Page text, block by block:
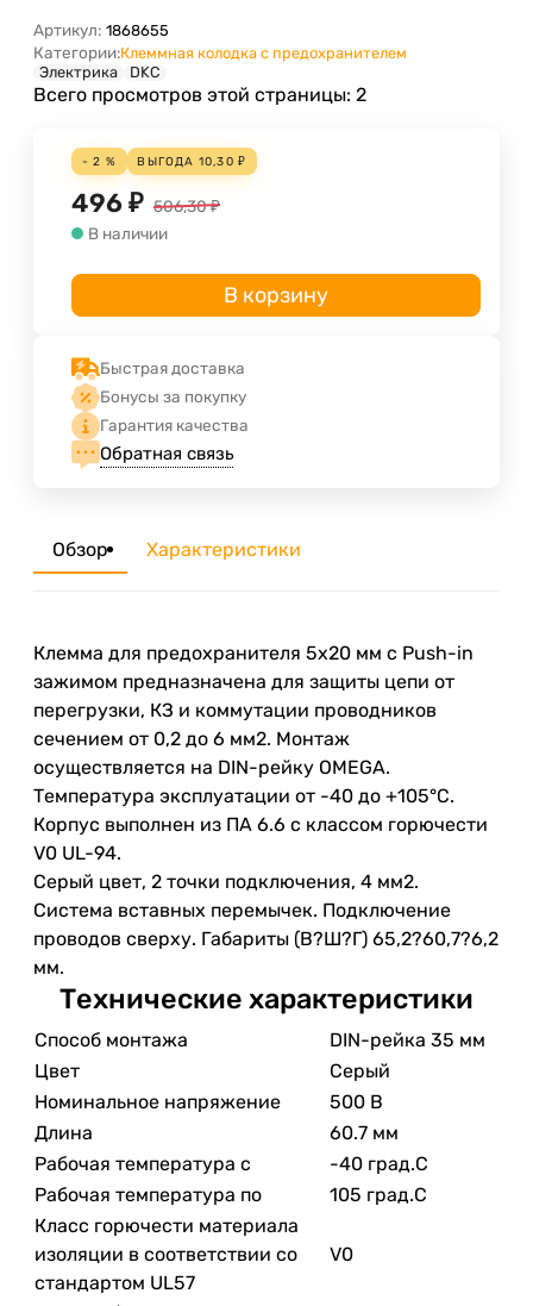
Артикул: 1868655
Категории:Клеммная колодка с предохранителем
Электрика
DKC
Всего просмотров этой страницы: 2
- 2 % ВЫГОДА 10,30 ₽
496 ₽ 506,30₽
В наличии
В корзину
Быстрая доставка
Бонусы за покупку
Гарантия качества
Обратная связь
Обзор Характеристики
Клемма для предохранителя 5х20 мм с Push-in
зажимом предназначена для защиты цепи от
перегрузки, КЗ и коммутации проводников
сечением от 0,2 до 6 мм2. Монтаж
осуществляется на DIN-рейку OMEGA.
Температура эксплуатации от -40 до +105°C.
Корпус выполнен из ПА 6.6 с классом горючести
V0 UL-94.
Серый цвет, 2 точки подключения, 4 мм2.
Система вставных перемычек. Подключение
проводов сверху. Габариты (В?Ш?Г) 65,2?60,7?6,2
мм.
Технические характеристики
Способ монтажа
DIN-рейка 35 мм
Цвет
Серый
Номинальное напряжение
500 В
Длина
60.7 мм
Рабочая температура с
-40 град.C
Рабочая температура по
105 град.C
Класс горючести материала
изоляции в соответствии со
стандартом UL57
V0